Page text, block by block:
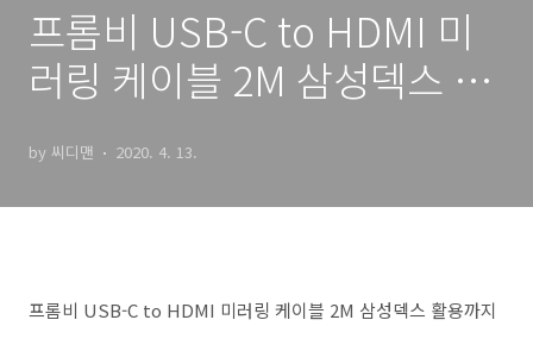
프롬비 USB-C to HDMI 미
러링 케이블 2M 삼성덱스 활
by 씨디맨 2020. 4. 13.
프롬비 USB-C to HDMI 미러링 케이블 2M 삼성덱스 활용까지